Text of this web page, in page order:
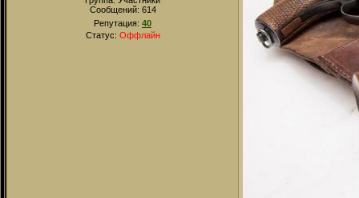
Сообщений: 614
Репутация: 40
Статус: Оффлайн